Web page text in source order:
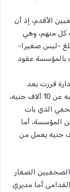
الأقدم، إذ أن
جنيه إلى مرتب كل منهم، وهي
-ليس صغيرا-
عقود
قررت بعد
الزيادات الأخيرة، أن الصحفي/ة الذي يقل مرتبه عن 10 آلاف جنيه،
الذي بات
جنيه يعمل لمدة 3 أيام من المؤسسة، أما
جنيه يعمل من
الصغار
أما مديري